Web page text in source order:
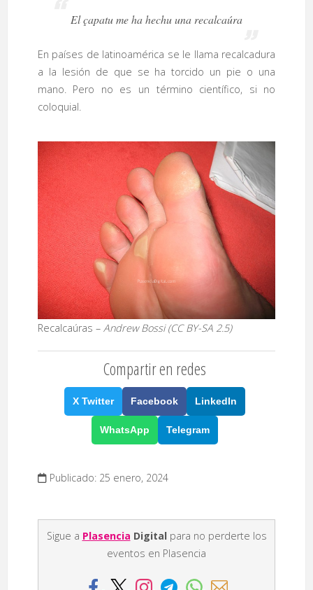
El çapatu me ha hechu una recalcaúra
En países de latinoamérica se le llama recalcadura
a la lesión de que se ha torcido un pie o una
mano. Pero no es un término científico, si no
coloquial.
Recalcaúras – Andrew Bossi (CC BY-SA 2.5)
Compartir en redes
X Twitter Facebook LinkedIn
WhatsApp Telegram
Publicado: 25 enero, 2024
Sigue a Plasencia Digitalpara no perderte los
eventos en Plasencia